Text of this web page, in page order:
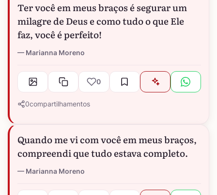
Ter você em meus braços é segurar um
milagre de Deus e como tudo o que Ele
faz, você é perfeito!
Marianna Moreno
0
0compartilhamentos
Quando me vi com você em meus braços,
compreendi que tudo estava completo.
Marianna Moreno